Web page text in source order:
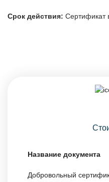
Срок действия: Сертификат
Название документа
Добровольный